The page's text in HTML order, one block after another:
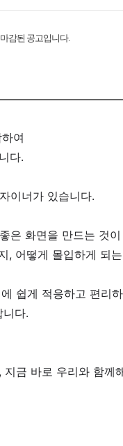
마감된 공고입니다.